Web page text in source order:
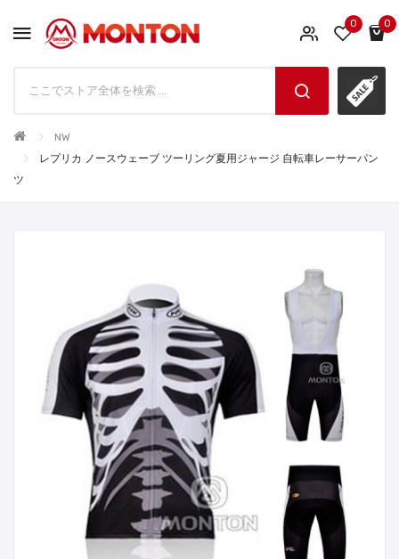
0 0
NW
レプリカ ノースウェーブ ツーリング夏用ジャージ 自転車レーサーパン
ツ